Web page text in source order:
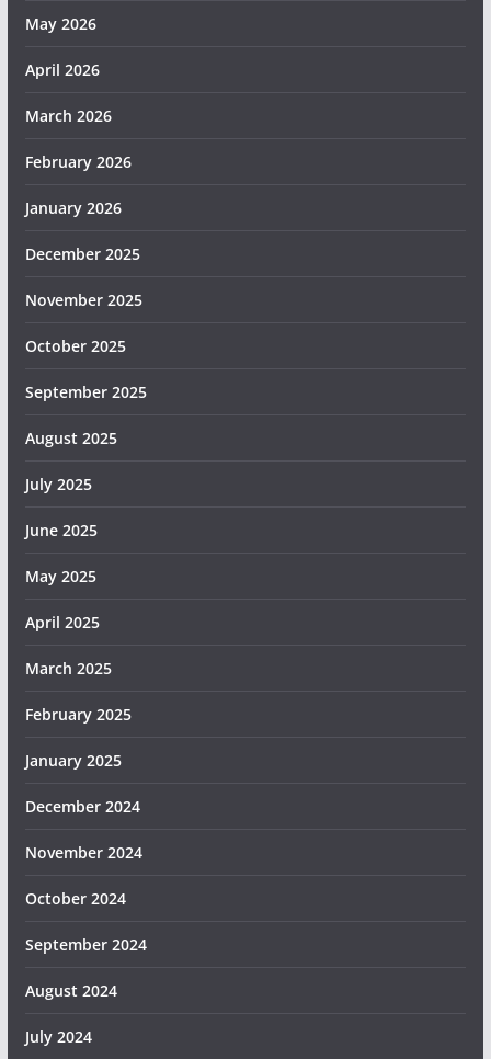
May 2026
April 2026
March 2026
February 2026
January 2026
December 2025
November 2025
October 2025
September 2025
August 2025
July 2025
June 2025
May 2025
April 2025
March 2025
February 2025
January 2025
December 2024
November 2024
October 2024
September 2024
August 2024
July 2024